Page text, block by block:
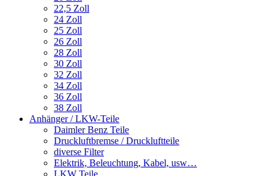
22,5 Zoll
24 Zoll
25 Zoll
26 Zoll
28 Zoll
30 Zoll
32 Zoll
34 Zoll
36 Zoll
38 Zoll
Anhänger / LKW-Teile
Daimler Benz Teile
Druckluftbremse / Druckluftteile
diverse Filter
Elektrik, Beleuchtung, Kabel, usw…
LKW Teile